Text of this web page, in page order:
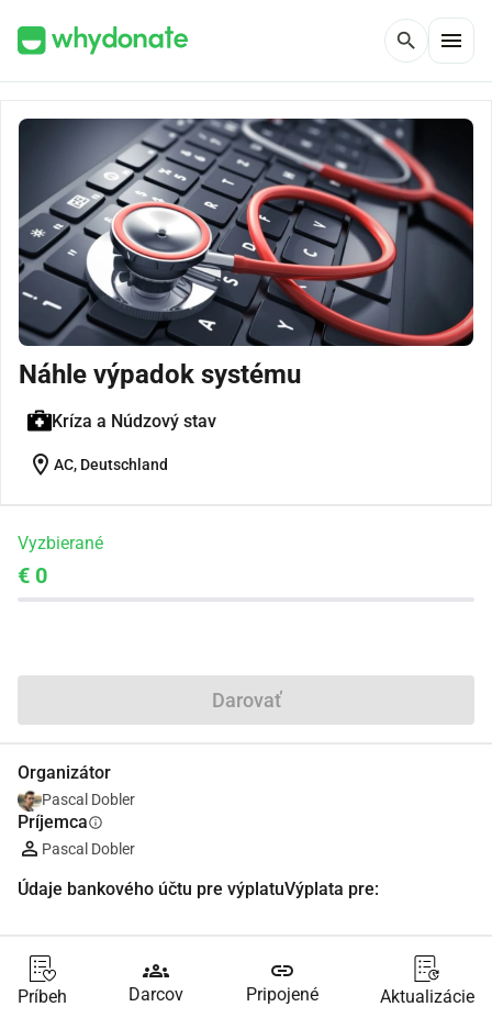
search menu
Náhle výpadok systému
Kríza a Núdzový stav
location_on AC, Deutschland
Vyzbierané
€ 0
Darovať
Organizátor
Pascal Dobler
Príjemcainfo
Pascal Dobler
Údaje bankového účtu pre výplatuVýplata pre:
Príbeh
groups
Darcov
link
Pripojené Aktualizácie